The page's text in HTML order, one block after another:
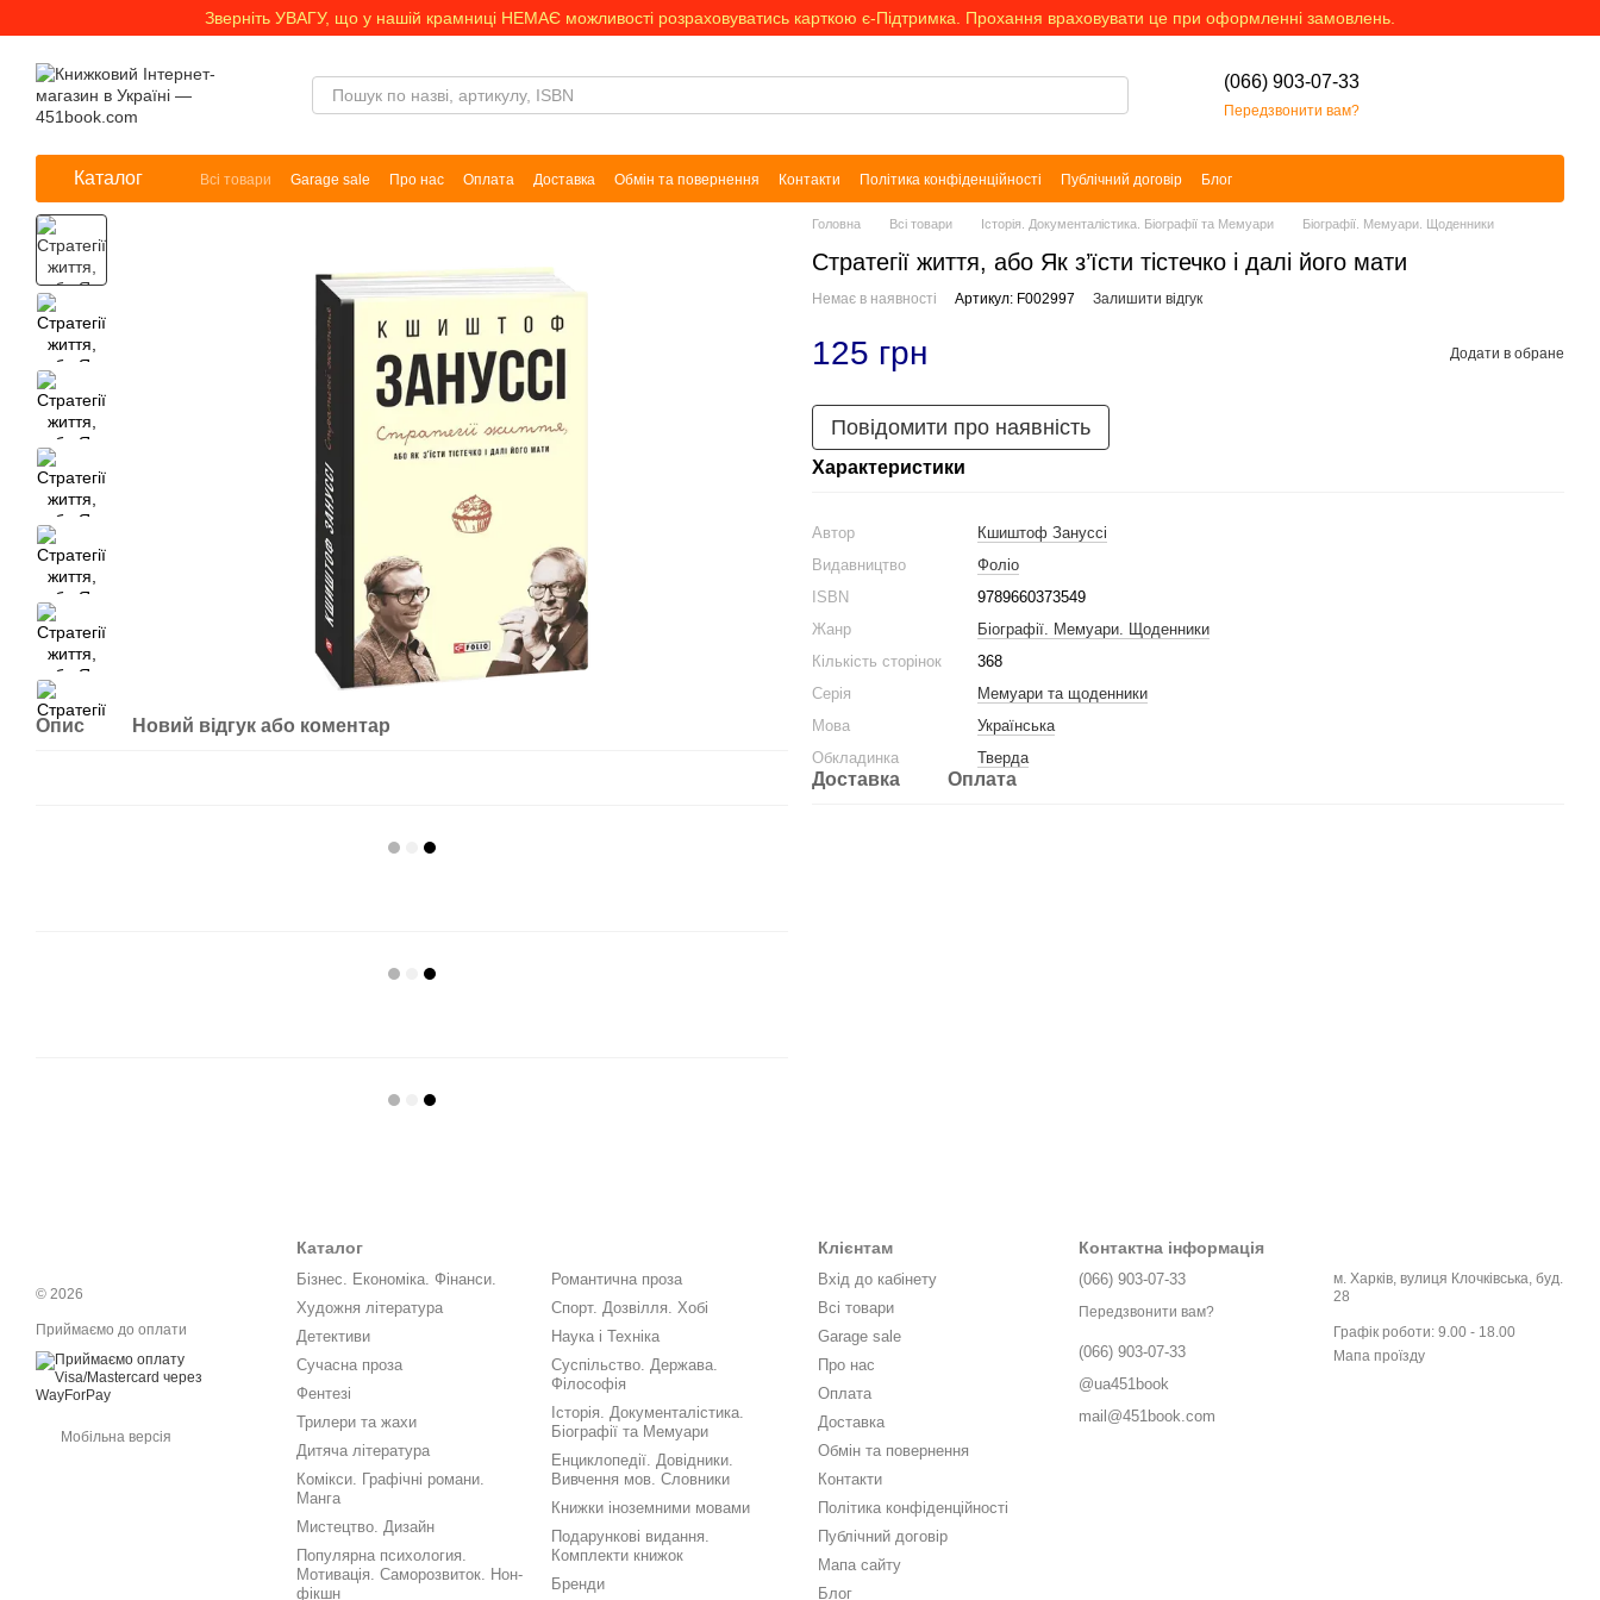
Перейти до основного контентуЗверніть УВАГУ, що у нашій крамниці НЕМАЄ можливості розраховуватись карткою є-Підтримка. Прохання враховувати це при оформленні замовлень.
(066) 903-07-33
Передзвонити вам?
Каталог Всі товари Garage sale Про нас Оплата Доставка Обмін та повернення Контакти Політика конфіденційності Публічний договір Блог
Опис Новий відгук або коментар
Головна Всі товари Історія. Документалістика. Біографії та Мемуари Біографії. Мемуари. Щоденники
Стратегії життя, або Як з’їсти тістечко і далі його мати
Немає в наявності Артикул: F002997 Залишити відгук
125 грн Додати в обране
Повідомити про наявність
Характеристики
Автор
Кшиштоф Зануссі
Видавництво
Фоліо
ISBN
9789660373549
Жанр
Біографії. Мемуари. Щоденники
Кількість сторінок
368
Серія
Мемуари та щоденники
Мова
Українська
Обкладинка
Тверда
Доставка Оплата
© 2026
Приймаємо до оплати
Мобільна версія
Каталог
Бізнес. Економіка. Фінанси.
Художня література
Детективи
Сучасна проза
Фентезі
Трилери та жахи
Дитяча література
Комікси. Графічні романи.
Манга
Мистецтво. Дизайн
Популярна психология.
Мотивація. Саморозвиток. Нон-
фікшн
Романтична проза
Спорт. Дозвілля. Хобі
Наука і Техніка
Суспільство. Держава.
Філософія
Історія. Документалістика.
Біографії та Мемуари
Енциклопедії. Довідники.
Вивчення мов. Словники
Книжки іноземними мовами
Подарункові видання.
Комплекти книжок
Бренди
Клієнтам
Вхід до кабінету
Всі товари
Garage sale
Про нас
Оплата
Доставка
Обмін та повернення
Контакти
Політика конфіденційності
Публічний договір
Мапа сайту
Блог
Контактна інформація
(066) 903-07-33
Передзвонити вам?
(066) 903-07-33
@ua451book
mail@451book.com
м. Харків, вулиця Клочківська, буд.
28
Графік роботи: 9.00 - 18.00
Мапа проїзду